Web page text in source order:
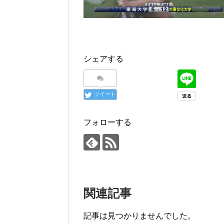
シェアする
ツイート
フォローする
関連記事
記事は見つかりませんでした。